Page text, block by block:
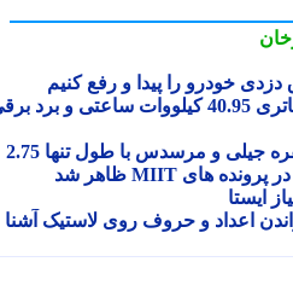
خودرو را پیدا و رفع کنیم
نیسان NX7 پلاگین هیبرید با باتری 40.95 کیلووات ساعتی و برد برقی
Smart #2؛ میکرو-برقی دو نفره جیلی و مرسدس با طول تنها 2.75
اعداد و حروف روی لاستیک آشنا